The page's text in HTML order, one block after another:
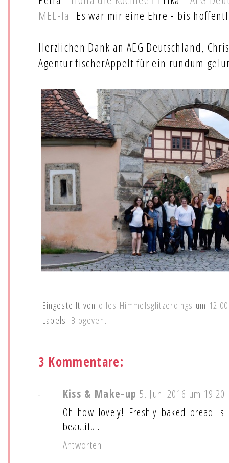
MEL-la Es war mir eine Ehre - bis
Herzlichen Dank an AEG Deutschland,
Agentur fischerAppelt für ein rundum
Eingestellt von olles Himmelsglitzerdings um 12:00
Labels: Blogevent
3 Kommentare:
Kiss & Make-up 5. Juni 2016 um 19:20
Oh how lovely! Freshly baked bread
beautiful.
Antworten